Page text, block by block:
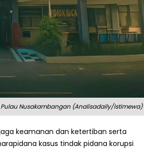
Pulau Nusakambangan (Analisadaily/Istimewa)
keamanan dan ketertiban serta
kasus tindak pidana korupsi